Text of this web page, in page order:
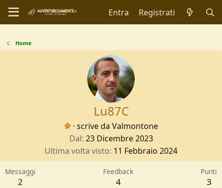
Entra Registrati
Home
Lu87C
· scrive da Valmontone
Dal 23 Dicembre 2023
Ultima volta visto 11 Febbraio 2024
Messaggi
2
Feedback
4
Punti
3